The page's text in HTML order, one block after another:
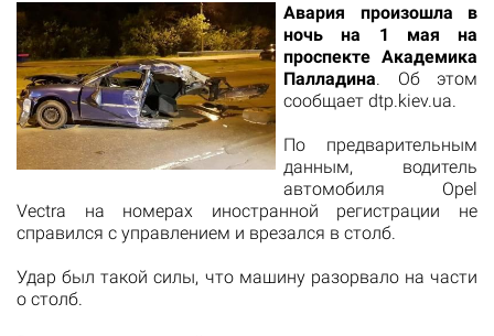
Авария произошла в
ночь на 1 мая на
проспекте Академика
Палладина. Об этом
сообщает dtp.kiev.ua.
По предварительным
данным, водитель
автомобиля Opel
Vectra на номерах иностранной регистрации не
справился с управлением и врезался в столб.
Удар был такой силы, что машину разорвало на части
о столб.